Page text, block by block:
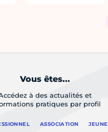
Vous êtes...
à des actualités et
pratiques par profil
ASSOCIATION JEUNE